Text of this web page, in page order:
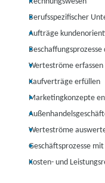
Berufsspezifischer
Aufträge
Werteströme
Kaufverträge erfüllen
Marketingkonzepte
Werteströme
Geschäftsprozesse
Kosten- und